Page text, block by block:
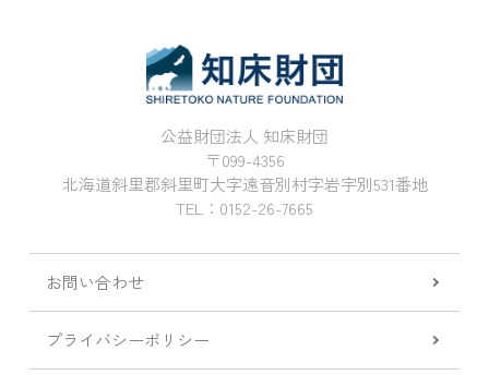
公益財団法人 知床財団
〒099-4356
北海道斜里郡斜里町大字遠音別村字岩宇別531番地
TEL：0152-26-7665
お問い合わせ
プライバシーポリシー